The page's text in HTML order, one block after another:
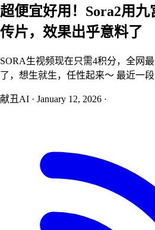
超便宜好用！Sora2用
传片，效果出乎意料了
SORA生视频现在只需4积分，全网
了，想生就生，任性起来～ 最近一
么做的吧！
献丑AI · January 12, 2026 ·